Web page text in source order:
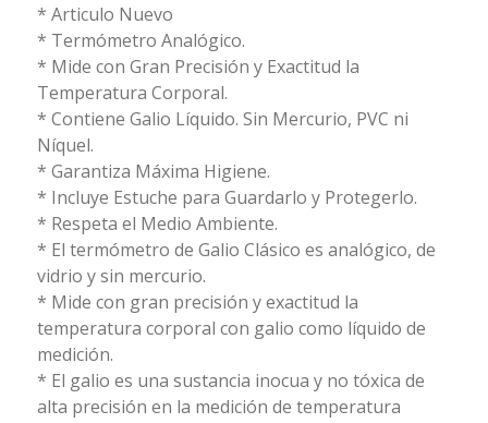
* Articulo Nuevo
* Termómetro Analógico.
* Mide con Gran Precisión y Exactitud la
Temperatura Corporal.
* Contiene Galio Líquido. Sin Mercurio, PVC ni
Níquel.
* Garantiza Máxima Higiene.
* Incluye Estuche para Guardarlo y Protegerlo.
* Respeta el Medio Ambiente.
* El termómetro de Galio Clásico es analógico, de
vidrio y sin mercurio.
* Mide con gran precisión y exactitud la
temperatura corporal con galio como líquido de
medición.
* El galio es una sustancia inocua y no tóxica de
alta precisión en la medición de temperatura